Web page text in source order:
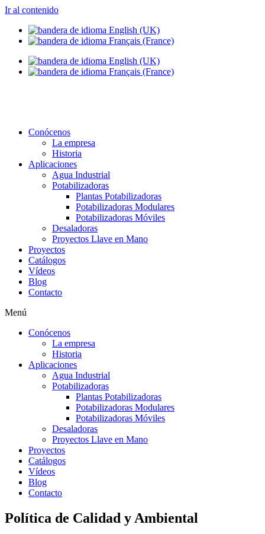
Ir al contenido
Conócenos
La empresa
Historia
Aplicaciones
Agua Industrial
Potabilizadoras
Plantas Potabilizadoras
Potabilizadoras Modulares
Potabilizadoras Móviles
Desaladoras
Proyectos Llave en Mano
Proyectos
Catálogos
Vídeos
Blog
Contacto
Menú
Conócenos
La empresa
Historia
Aplicaciones
Agua Industrial
Potabilizadoras
Plantas Potabilizadoras
Potabilizadoras Modulares
Potabilizadoras Móviles
Desaladoras
Proyectos Llave en Mano
Proyectos
Catálogos
Vídeos
Blog
Contacto
Política de Calidad y Ambiental